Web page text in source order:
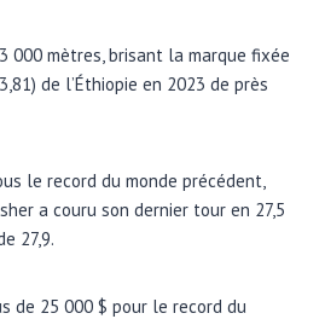
000 mètres, brisant la marque fixée
de l’Éthiopie en 2023 de près
le record du monde précédent,
a couru son dernier tour en 27,5
27,9.
de 25 000 $ pour le record du